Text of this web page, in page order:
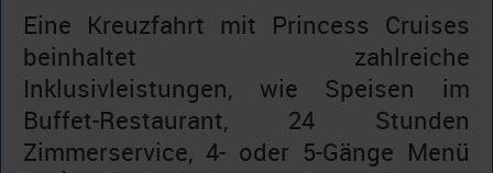
Eine Kreuzfahrt mit Princess Cruises
beinhaltet zahlreiche
Inklusivleistungen, wie Speisen im
Buffet-Restaurant, 24 Stunden
Zimmerservice, 4- oder 5-Gänge Menü